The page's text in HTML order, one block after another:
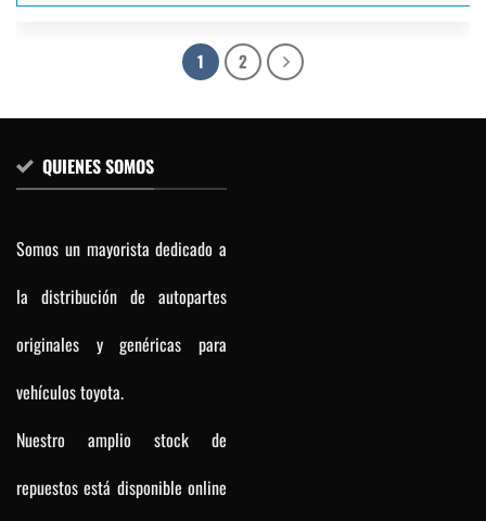
1 2
QUIENES SOMOS
Somos un mayorista dedicado a
la distribución de autopartes
originales y genéricas para
vehículos toyota.
Nuestro amplio stock de
repuestos está disponible online